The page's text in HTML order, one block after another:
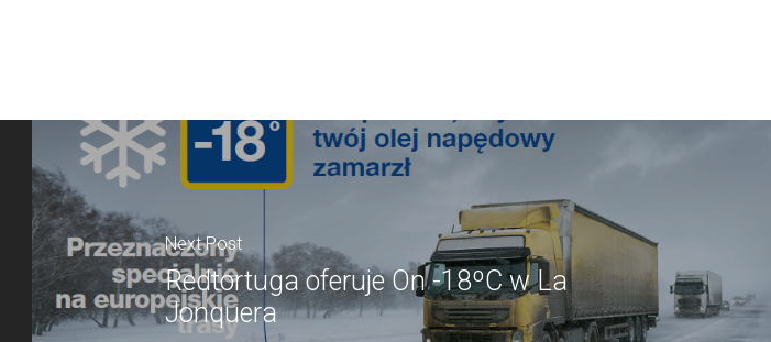
Next Post
Redtortuga oferuje On -18ºC w La
Jonquera